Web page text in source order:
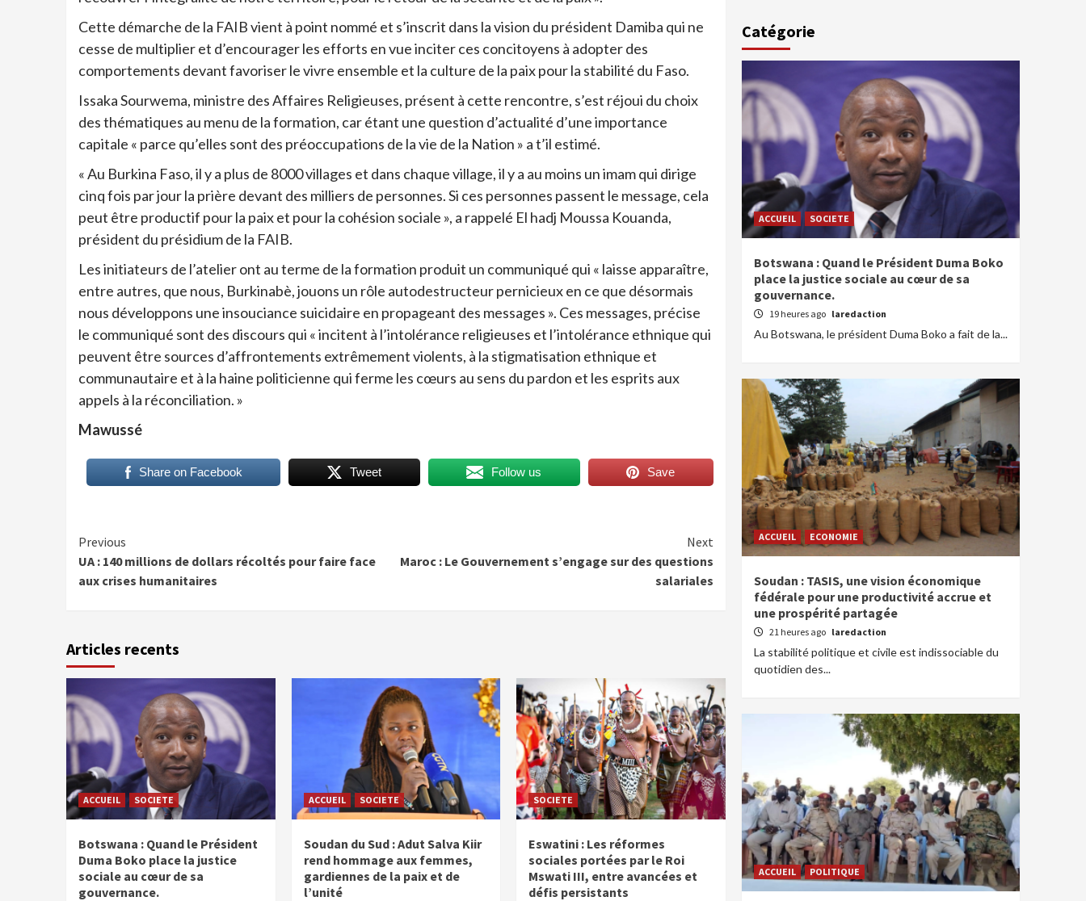
Cette démarche de la FAIB vient à point nommé et s’inscrit dans la vision du président Damiba qui ne
cesse de multiplier et d’encourager les efforts en vue inciter ces concitoyens à adopter des
comportements devant favoriser le vivre ensemble et la culture de la paix pour la stabilité du Faso.
Issaka Sourwema, ministre des Affaires Religieuses, présent à cette rencontre, s’est réjoui du choix
des thématiques au menu de la formation, car étant une question d’actualité d’une importance
capitale « parce qu’elles sont des préoccupations de la vie de la Nation » a t’il estimé.
« Au Burkina Faso, il y a plus de 8000 villages et dans chaque village, il y a au moins un imam qui dirige
cinq fois par jour la prière devant des milliers de personnes. Si ces personnes passent le message, cela
peut être productif pour la paix et pour la cohésion sociale », a rappelé El hadj Moussa Kouanda,
président du présidium de la FAIB.
Les initiateurs de l’atelier ont au terme de la formation produit un communiqué qui « laisse apparaître,
entre autres, que nous, Burkinabè, jouons un rôle autodestructeur pernicieux en ce que désormais
nous développons une insouciance suicidaire en propageant des messages ». Ces messages, précise
le communiqué sont des discours qui « incitent à l’intolérance religieuses et l’intolérance ethnique qui
peuvent être sources d’affrontements extrêmement violents, à la stigmatisation ethnique et
communautaire et à la haine politicienne qui ferme les cœurs au sens du pardon et les esprits aux
appels à la réconciliation. »
Mawussé
Share on Facebook Tweet Follow us Save
Continue
Reading
Previous
UA : 140 millions de dollars récoltés pour faire face
aux crises humanitaires
Next
Maroc : Le Gouvernement s’engage sur des questions
salariales
Articles recents
ACCUEIL SOCIETE
Botswana : Quand le Président
Duma Boko place la justice
sociale au cœur de sa
gouvernance.
ACCUEIL SOCIETE
Soudan du Sud : Adut Salva Kiir
rend hommage aux femmes,
gardiennes de la paix et de
l’unité
SOCIETE
Eswatini : Les réformes
sociales portées par le Roi
Mswati III, entre avancées et
défis persistants
Catégorie
ACCUEIL SOCIETE
Botswana : Quand le Président Duma Boko
place la justice sociale au cœur de sa
gouvernance.
19 heures ago laredaction
Au Botswana, le président Duma Boko a fait de la...
ACCUEIL ECONOMIE
Soudan : TASIS, une vision économique
fédérale pour une productivité accrue et
une prospérité partagée
21 heures ago laredaction
La stabilité politique et civile est indissociable du
quotidien des...
ACCUEIL POLITIQUE